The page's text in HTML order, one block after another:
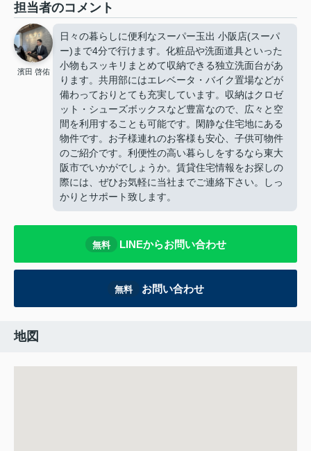
担当者のコメント
濱田 啓佑
日々の暮らしに便利なスーパー玉出 小阪店(スーパ
ー)まで4分で行けます。化粧品や洗面道具といった
小物もスッキリまとめて収納できる独立洗面台があ
ります。共用部にはエレベータ・バイク置場などが
備わっておりとても充実しています。収納はクロゼ
ット・シューズボックスなど豊富なので、広々と空
間を利用することも可能です。閑静な住宅地にある
物件です。お子様連れのお客様も安心、子供可物件
のご紹介です。利便性の高い暮らしをするなら東大
阪市でいかがでしょうか。賃貸住宅情報をお探しの
際には、ぜひお気軽に当社までご連絡下さい。しっ
かりとサポート致します。
無料 LINEからお問い合わせ
無料 お問い合わせ
地図